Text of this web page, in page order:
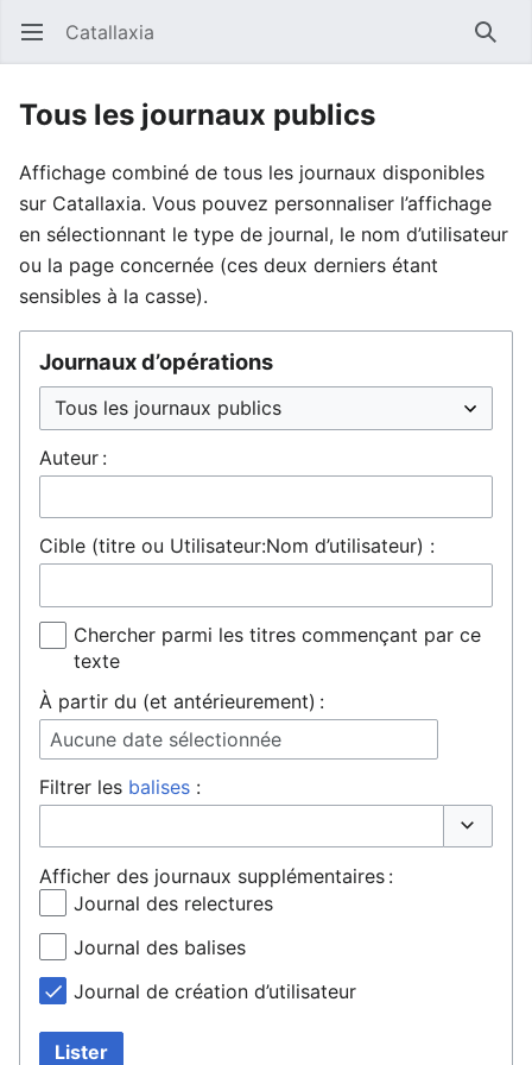
Ouvrir le menu principal Catallaxia
Tous les journaux publics
Affichage combiné de tous les journaux disponibles
sur Catallaxia. Vous pouvez personnaliser l’affichage
en sélectionnant le type de journal, le nom d’utilisateur
ou la page concernée (ces deux derniers étant
sensibles à la casse).
Journaux d’opérations
Auteur :
Cible (titre ou Utilisateur:Nom d’utilisateur) :
Chercher parmi les titres commençant par ce
texte
À partir du (et antérieurement) :
Aucune date sélectionnée
Filtrer les balises :
Afficher des journaux supplémentaires :
Journal des relectures
Journal des balises
Journal de création d’utilisateur
Lister